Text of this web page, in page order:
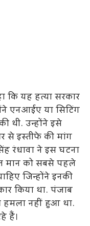
कि यह हत्या सरकार
एनआईए या सिटिंग
थी. उन्होंने इसे
से इस्तीफे की मांग
रंधावा ने इस घटना
मान को सबसे पहले
जिन्होंने इनकी
किया था. पंजाब
नहीं हुआ था.
हैं।